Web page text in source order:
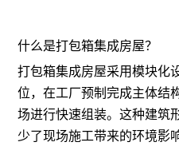
什么是打包箱集成房屋？
打包箱集成房屋采用模块化
位，在工厂预制完成主体结
场进行快速组装。这种建筑
少了现场施工带来的环境影